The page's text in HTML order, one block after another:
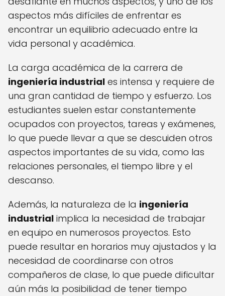
aspectos más difíciles de enfrentar es
encontrar un equilibrio adecuado entre la
vida personal y académica.
La carga académica de la carrera de
ingeniería industrial es intensa y requiere de
una gran cantidad de tiempo y esfuerzo. Los
estudiantes suelen estar constantemente
ocupados con proyectos, tareas y exámenes,
lo que puede llevar a que se descuiden otros
aspectos importantes de su vida, como las
relaciones personales, el tiempo libre y el
descanso.
Además, la naturaleza de la ingeniería
industrial implica la necesidad de trabajar
en equipo en numerosos proyectos. Esto
puede resultar en horarios muy ajustados y la
necesidad de coordinarse con otros
compañeros de clase, lo que puede dificultar
aún más la posibilidad de tener tiempo